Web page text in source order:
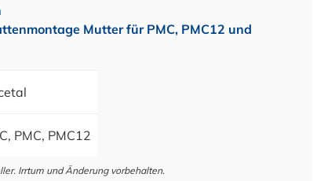
Mutter für PMC, PMC12 und
PMC, PMC12
Irrtum und Änderung vorbehalten.